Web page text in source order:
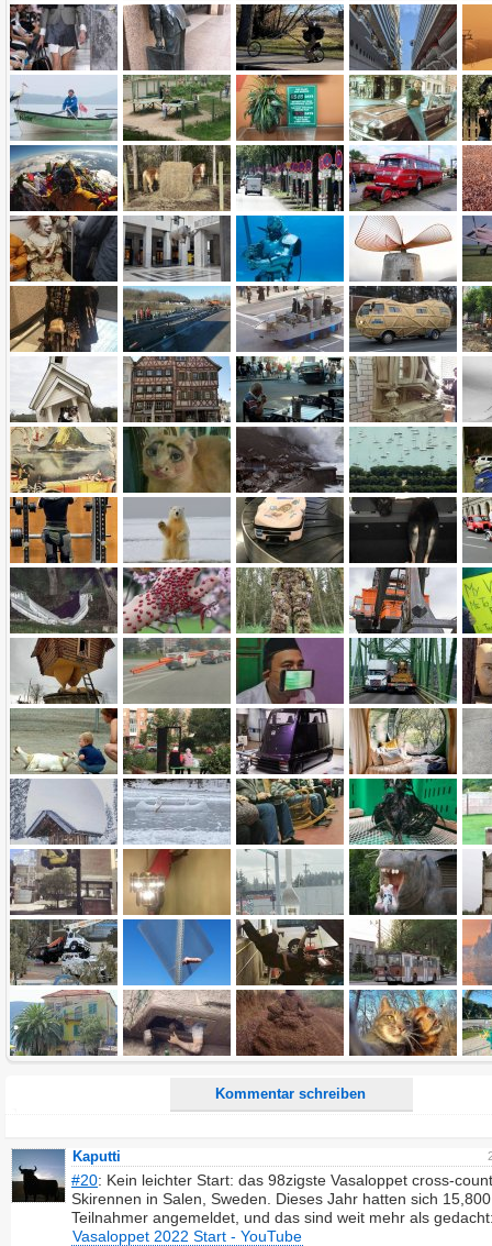
Kommentar schreiben
Name:
E-Mail-Adresse (optional):
Kommentar:
Alle HTML-Tags außer <br>, <strike> und <i> werden aus Deinem Kommentar entfernt.
URLs werden automatisch umgewandelt. Bitte verwende "www." oder "http://" in URLs
Ich möchte eine E-Mail, wenn zu meinem Kommentar Antworten erscheinen.
Ich möchte eine E-Mail, wenn auf dieser Seite weitere Kommentare erscheinen.
Kaputti
#20: Kein leichter Start: das 98zigste Vasaloppet cross-
Skirennen in Salen, Sweden. Dieses Jahr hatten sich 15,800
Teilnahmer angemeldet, und das sind weit mehr als
Vasaloppet 2022 Start - YouTube